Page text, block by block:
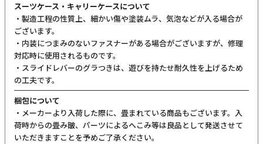
スーツケース・キャリーケースについて
・製造工程の性質上、細かい傷や塗装ムラ、気泡などが入る場合が
ございます。
・内装につまみのないファスナーがある場合がございますが、修理
対応時に使用されるものです。
・スライドレバーのグラつきは、遊びを持たせ耐久性を上げるため
の工夫です。
梱包について
・メーカーより入荷した際に、畳まれている商品もございます。入
荷時からの畳み皺、パーツによるへこみ等は良品として発送させて
いただきますことを予めご了承ください。